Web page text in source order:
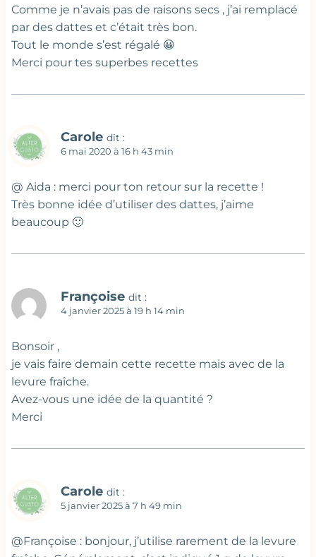
Comme je n’avais pas de raisons secs , j’ai remplacé
par des dattes et c’était très bon.
Tout le monde s’est régalé 😀
Merci pour tes superbes recettes
Carole dit :
6 mai 2020 à 16 h 43 min
@ Aida : merci pour ton retour sur la recette !
Très bonne idée d’utiliser des dattes, j’aime
beaucoup 🙂
Françoise dit :
4 janvier 2025 à 19 h 14 min
Bonsoir ,
je vais faire demain cette recette mais avec de la
levure fraîche.
Avez-vous une idée de la quantité ?
Merci
Carole dit :
5 janvier 2025 à 7 h 49 min
@Françoise : bonjour, j’utilise rarement de la levure